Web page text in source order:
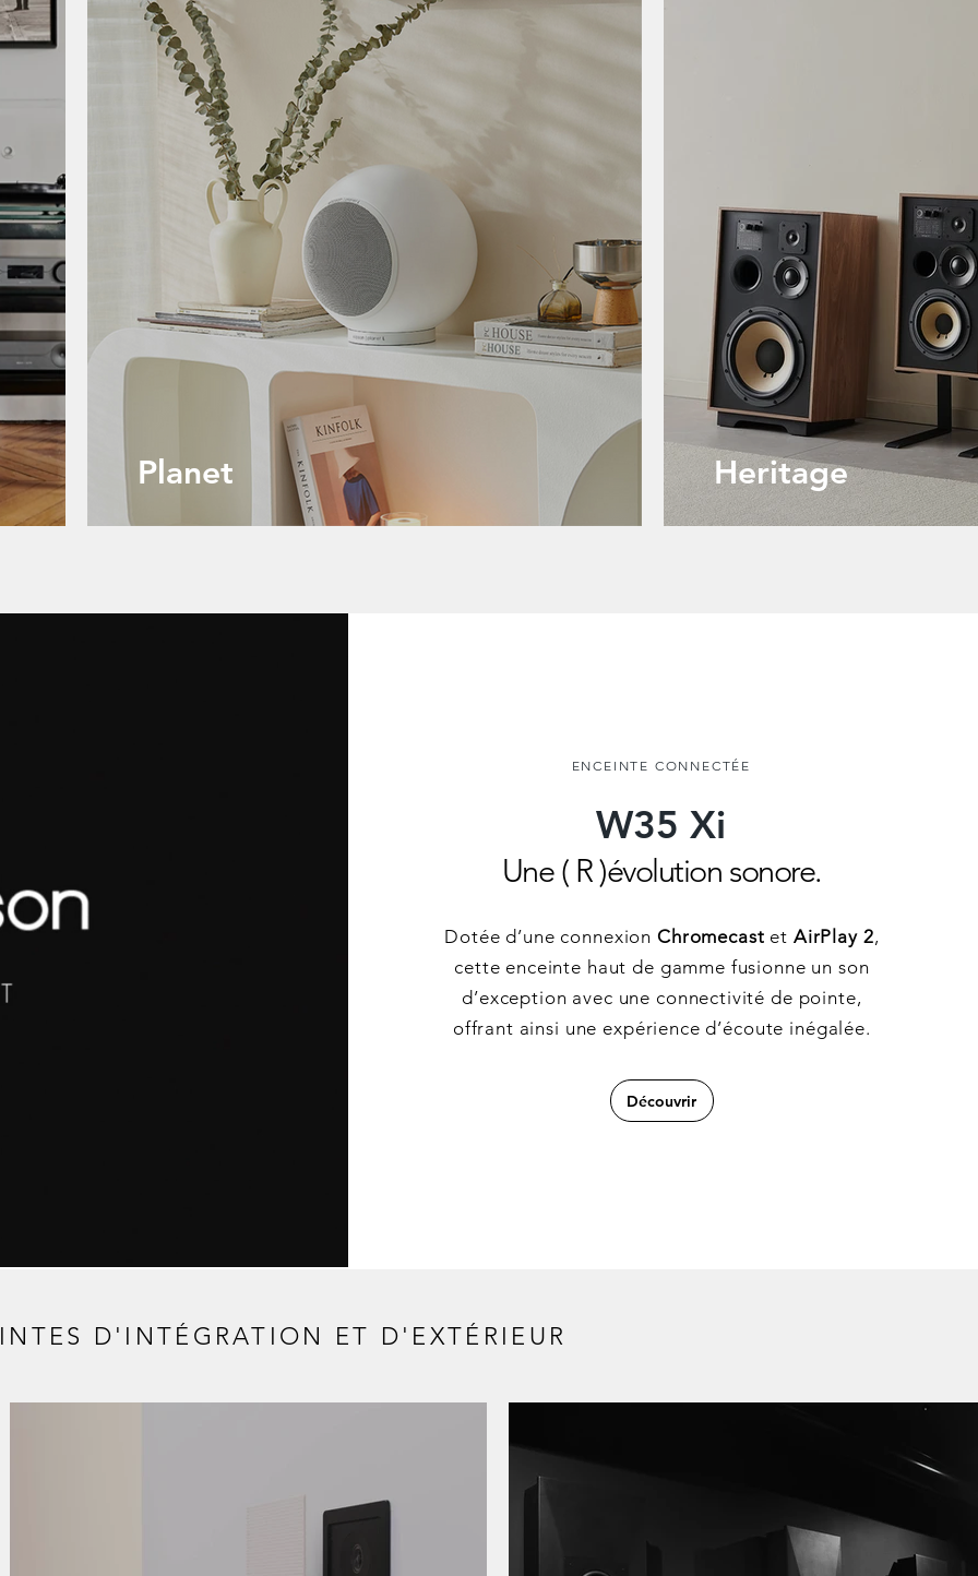
Planet Heritage
ENCEINTE CONNECTÉE
W35 Xi
Une ( R )évolution sonore.
Dotée d’une connexion Chromecast et AirPlay 2,
cette enceinte haut de gamme fusionne un son
d’exception avec une connectivité de pointe,
offrant ainsi une expérience d’écoute inégalée.
Découvrir
D'INTÉGRATION ET D'EXTÉRIEUR